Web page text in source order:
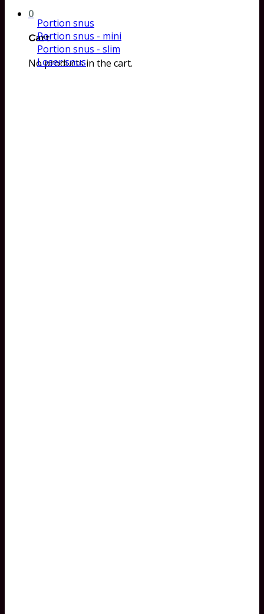
0
Cart
No products in the cart.
Portion snus
Portion snus - mini
Portion snus - slim
Loser snus